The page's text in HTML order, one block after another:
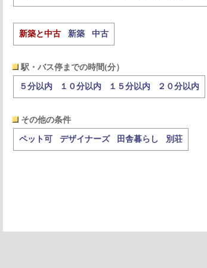
新築と中古 新築 中古
駅・バス停までの時間(分）
５分以内 １０分以内 １５分以内 ２０分以内
その他の条件
ペット可 デザイナーズ 田舎暮らし 別荘